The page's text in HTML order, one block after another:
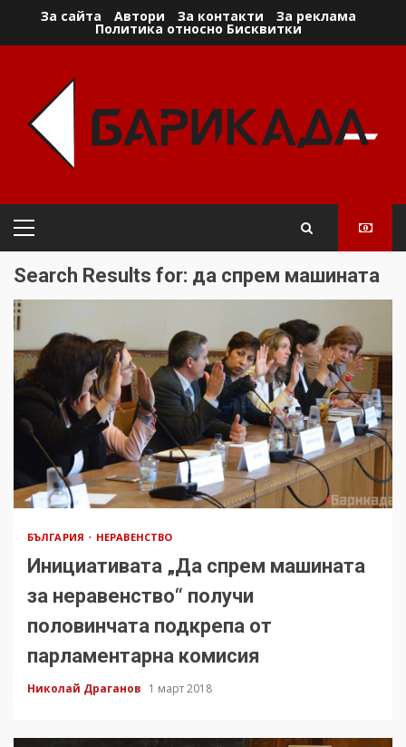
За сайта Автори За контакти За реклама
Политика относно Бисквитки
Primary
Search Results for: да спрем машината
БЪЛГАРИЯ НЕРАВЕНСТВО
Инициативата „Да спрем машината
за неравенство“ получи
половинчата подкрепа от
парламентарна комисия
Николай Драганов 1 март 2018